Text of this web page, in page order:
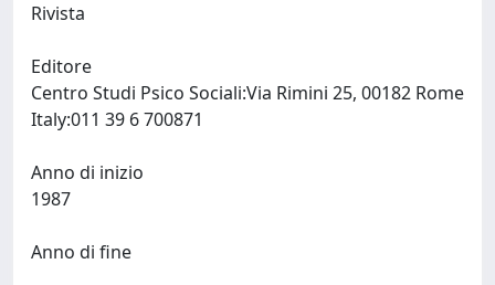
Rivista
Editore
Centro Studi Psico Sociali:Via Rimini 25, 00182 Rome
Anno di inizio
Anno di fine